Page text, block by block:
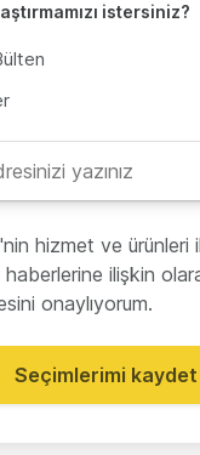
istersiniz?
hizmet ve ürünleri
ilişkin
onaylıyorum.
Seçimlerimi kaydet